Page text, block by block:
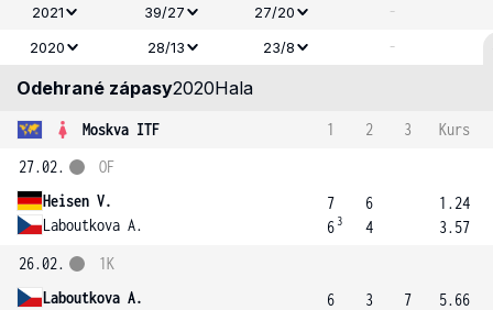
2021
39/27 27/20 -
2020
28/13 23/8 -
Odehrané zápasy2020Hala
Moskva ITF 1 2 3
Kurs
27.02.
Heisen V.
Laboutkova A.
OF
7
6 3
6
4
1.24
3.57
26.02.
Laboutkova A.
1K
6
3
7
5.66